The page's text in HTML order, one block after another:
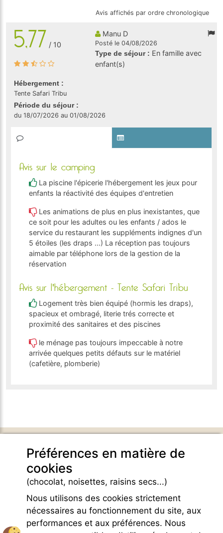
Avis affichés par ordre chronologique
5,77 / 10
Manu D
Posté le 04/08/2026
Type de séjour : En famille avec
enfant(s)
Hébergement :
Tente Safari Tribu
Période du séjour :
du 18/07/2026 au 01/08/2026
Avis sur le camping
La piscine l'épicerie l'hébergement les jeux pour
enfants la réactivité des équipes d'entretien
Les animations de plus en plus inexistantes, que
ce soit pour les adultes ou les enfants / ados le
service du restaurant les suppléments indignes d'un
5 étoiles (les draps ...) La réception pas toujours
aimable par téléphone lors de la gestion de la
réservation
Avis sur l'hébergement - Tente Safari Tribu
Logement très bien équipé (hormis les draps),
spacieux et ombragé, literie trés correcte et
proximité des sanitaires et des piscines
le ménage pas toujours impeccable à notre
arrivée quelques petits défauts sur le matériel
(cafetière, plomberie)
132 Chemin de Maraval
84410 Bedoin - France -
GPS Latitude : 44.130661010742187
GPS Longitude : 5.1876931190490723
E-mail :belezy@libranoo.com
Tél : +33(0)4 90 65 60 18
Newsletter France 4 Naturisme
Préférences en matière de
cookies
(chocolat, noisettes, raisins secs...)
Nous utilisons des cookies strictement
nécessaires au fonctionnement du site, aux
performances et aux préférences. Nous